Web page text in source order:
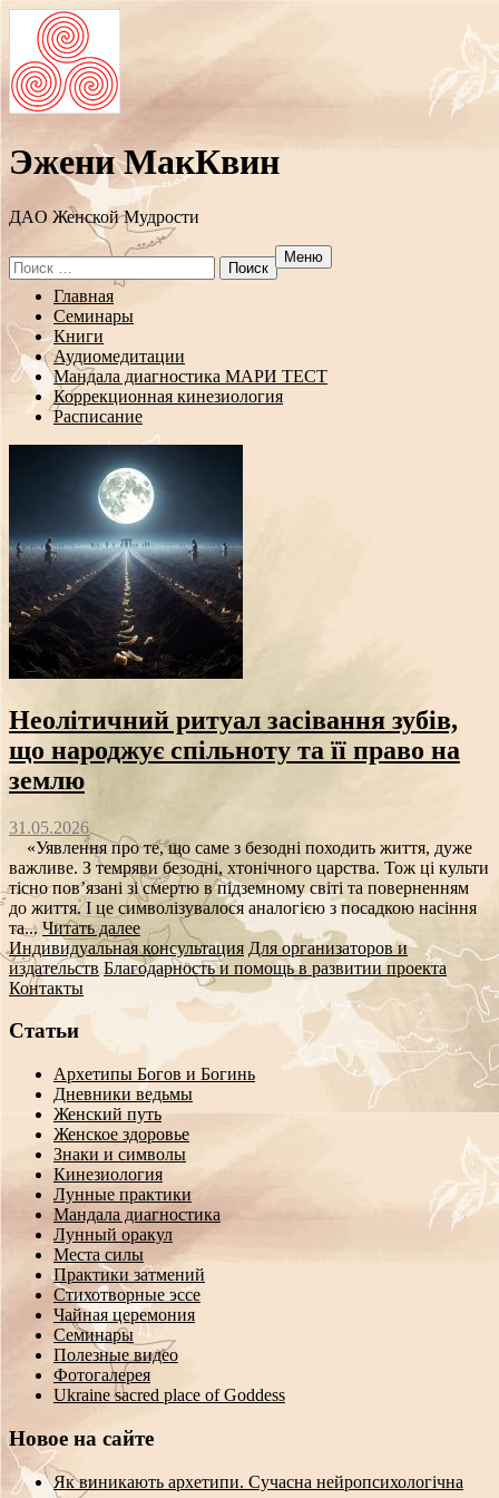
Эжени МакКвин
ДAO Женской Мудрости
Search
for:
Меню
Перейти
содержанию
Главная
Семинары
Книги
Аудиомедитации
Мандала диагностика МАРИ ТЕСТ
Коррекционная кинезиология
Расписание
Неолітичний ритуал засівання зубів,
що народжує спільноту та її право на
землю
31.05.2026
«Уявлення про те, що саме з безодні походить життя, дуже
важливе. З темряви безодні, хтонічного царства. Тож ці культи
тісно пов’язані зі смертю в підземному світі та поверненням
до життя. І це символізувалося аналогією з посадкою насіння
та... Читать далее
Индивидуальная консультация Для организаторов и
издательств Благодарность и помощь в развитии проекта
Контакты
Статьи
Архетипы Богов и Богинь
Дневники ведьмы
Женский путь
Женское здоровье
Знаки и символы
Кинезиология
Лунные практики
Мандала диагностика
Лунный оракул
Места силы
Практики затмений
Стихотворные эссе
Чайная церемония
Семинары
Полезные видео
Фотогалерея
Ukraine sacred place of Goddess
Новое на сайте
Як виникають архетипи. Сучасна нейропсихологічна